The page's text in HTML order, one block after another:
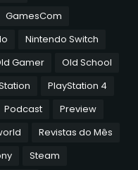
GamesCom
Nintendo Switch
Gamer
Old School
PlayStation 4
Podcast
Preview
Revistas do Mês
Steam